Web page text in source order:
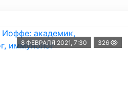
8 ФЕВРАЛЯ 2021, 7:30 326